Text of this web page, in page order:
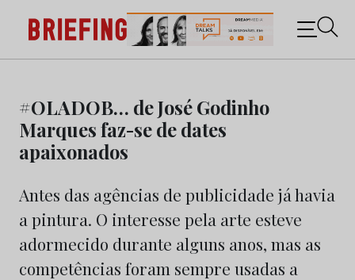
content
Briefing: Todas as notícias sobre os negócios do
Marketing e da Publicidade
#OLADOB… de José Godinho
Marques faz-se de dates
apaixonados
Antes das agências de publicidade já havia
a pintura. O interesse pela arte esteve
adormecido durante alguns anos, mas as
competências foram sempre usadas a